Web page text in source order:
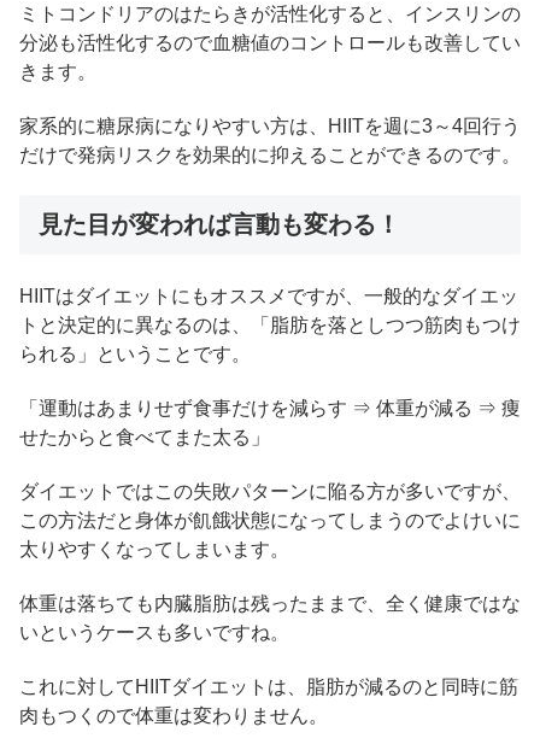
ミトコンドリアのはたらきが活性化すると、インスリンの
分泌も活性化するので血糖値のコントロールも改善してい
きます。
家系的に糖尿病になりやすい方は、HIITを週に3～4回行う
だけで発病リスクを効果的に抑えることができるのです。
見た目が変われば言動も変わる！
HIITはダイエットにもオススメですが、一般的なダイエッ
トと決定的に異なるのは、「脂肪を落としつつ筋肉もつけ
られる」ということです。
「運動はあまりせず食事だけを減らす ⇒ 体重が減る ⇒ 痩
せたからと食べてまた太る」
ダイエットではこの失敗パターンに陥る方が多いですが、
この方法だと身体が飢餓状態になってしまうのでよけいに
太りやすくなってしまいます。
体重は落ちても内臓脂肪は残ったままで、全く健康ではな
いというケースも多いですね。
これに対してHIITダイエットは、脂肪が減るのと同時に筋
肉もつくので体重は変わりません。